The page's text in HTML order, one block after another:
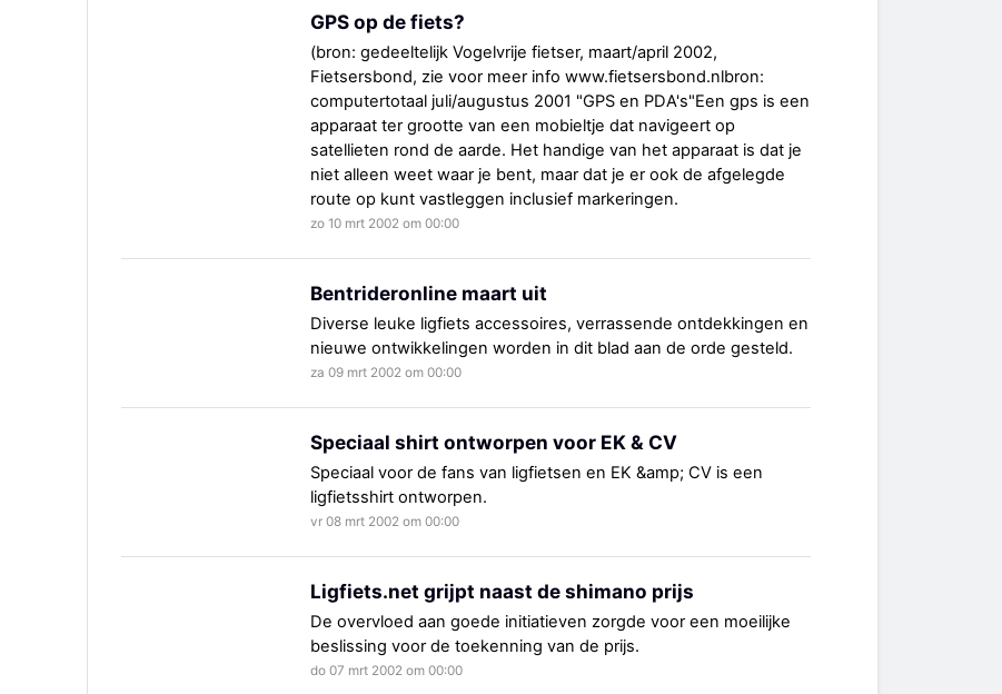
GPS op de fiets?
(bron: gedeeltelijk Vogelvrije fietser, maart/april 2002,
Fietsersbond, zie voor meer info www.fietsersbond.nlbron:
computertotaal juli/augustus 2001 "GPS en PDA's"Een gps is een
apparaat ter grootte van een mobieltje dat navigeert op
satellieten rond de aarde. Het handige van het apparaat is dat je
niet alleen weet waar je bent, maar dat je er ook de afgelegde
route op kunt vastleggen inclusief markeringen.
zo 10 mrt 2002 om 00:00
Bentrideronline maart uit
Diverse leuke ligfiets accessoires, verrassende ontdekkingen en
nieuwe ontwikkelingen worden in dit blad aan de orde gesteld.
za 09 mrt 2002 om 00:00
Speciaal shirt ontworpen voor EK & CV
Speciaal voor de fans van ligfietsen en EK &amp; CV is een
ligfietsshirt ontworpen.
vr 08 mrt 2002 om 00:00
Ligfiets.net grijpt naast de shimano prijs
De overvloed aan goede initiatieven zorgde voor een moeilijke
beslissing voor de toekenning van de prijs.
do 07 mrt 2002 om 00:00